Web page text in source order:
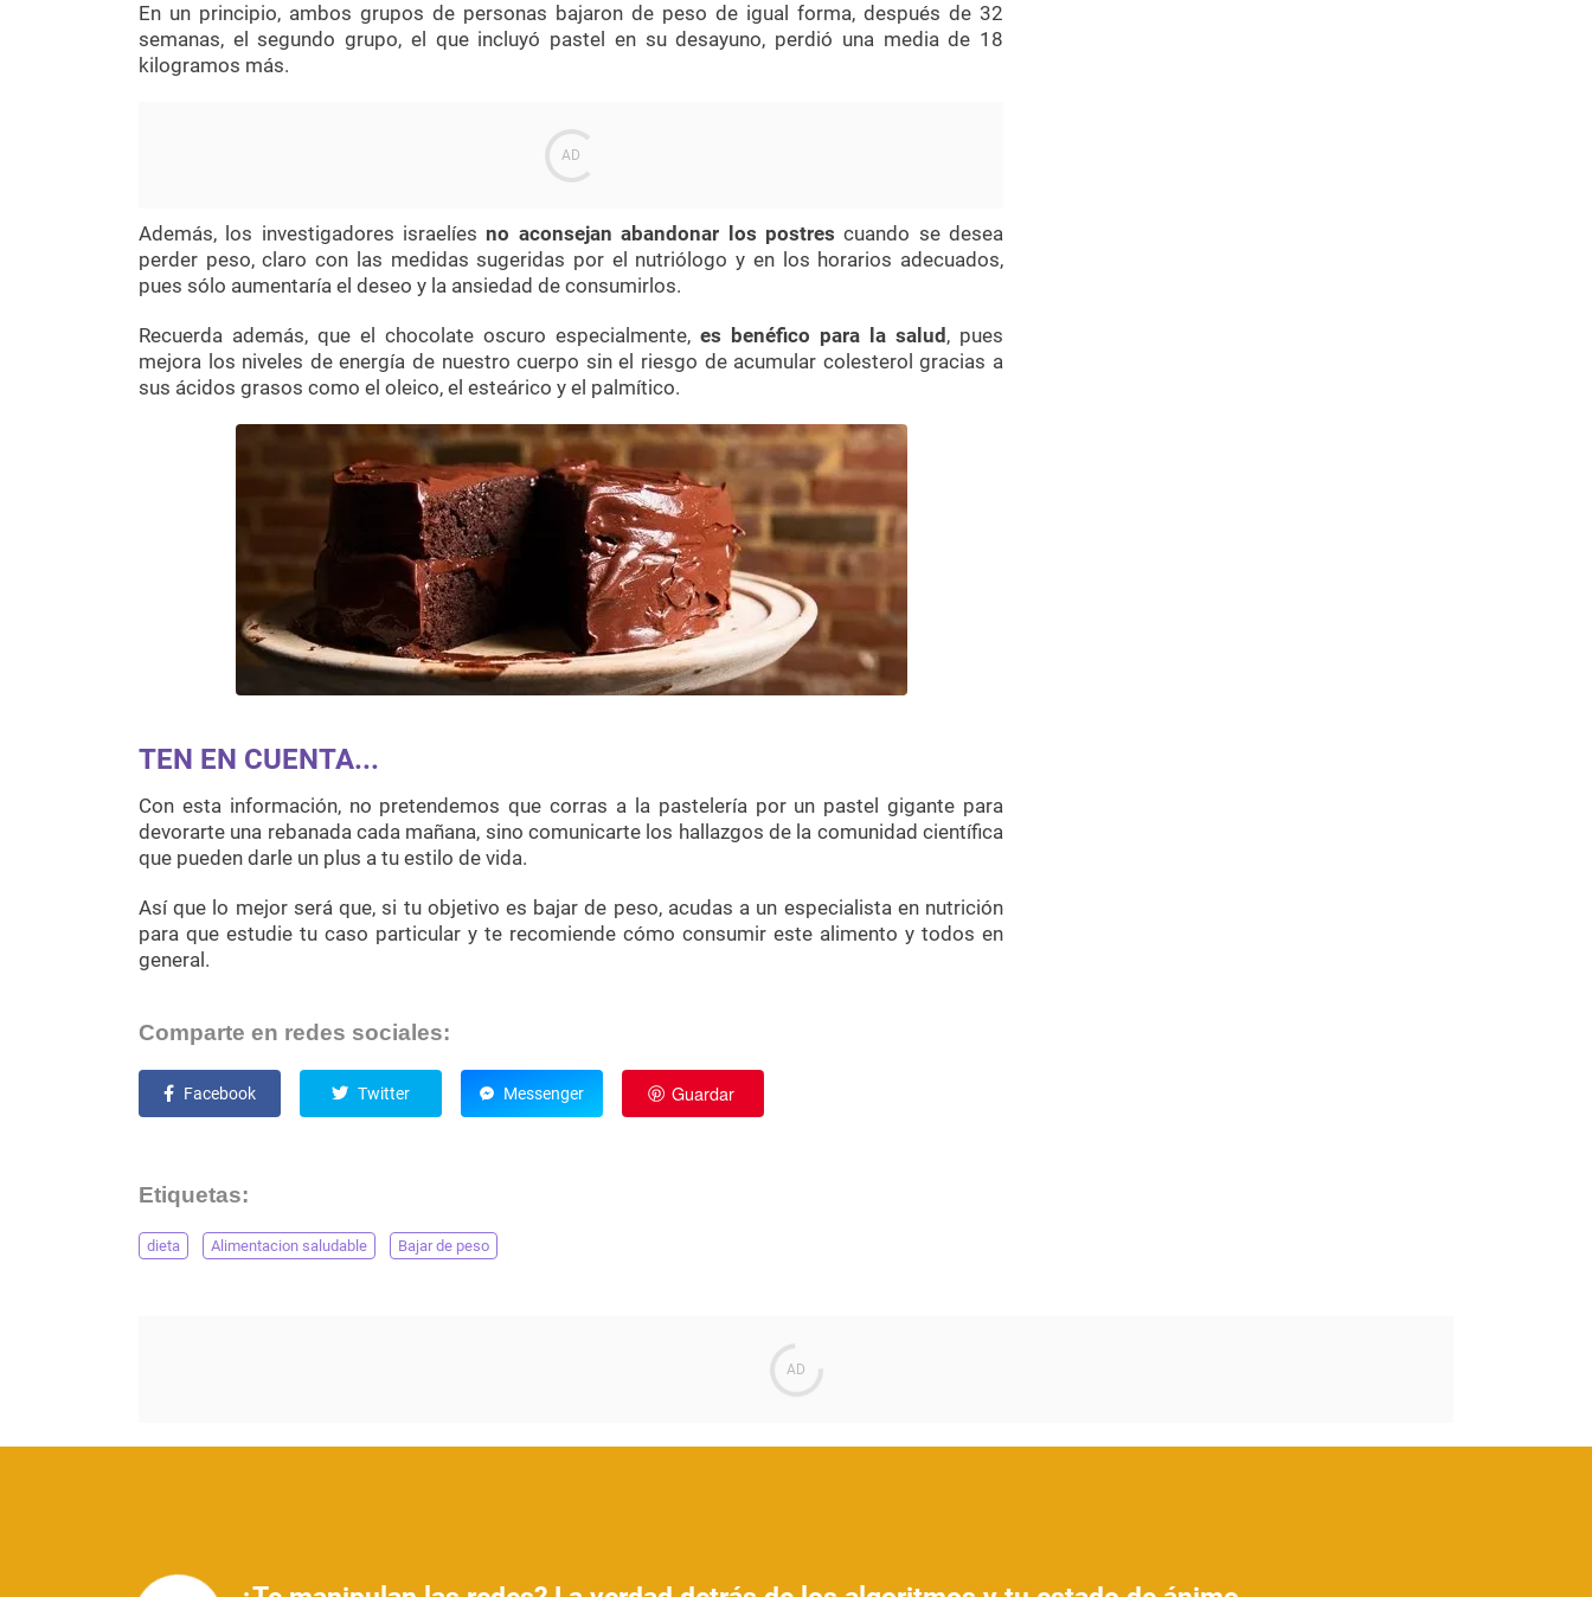
En un principio, ambos grupos de personas bajaron de peso de igual forma, después de 32
semanas, el segundo grupo, el que incluyó pastel en su desayuno, perdió una media de 18
kilogramos más.
Además, los investigadores israelíesno aconsejan abandonar los postres cuando se desea
perder peso, claro con las medidas sugeridas por el nutriólogo y en los horarios adecuados,
pues sólo aumentaría el deseo y la ansiedad de consumirlos.
Recuerda además, que el chocolate oscuro especialmente, es benéfico para la salud , pues
mejora los niveles de energía de nuestro cuerpo sin el riesgo de acumular colesterol gracias a
sus ácidos grasos como el oleico, el esteárico y el palmítico.
TEN EN CUENTA...
Con esta información, no pretendemos que corras a la pastelería por un pastel gigante para
devorarte una rebanada cada mañana, sino comunicarte los hallazgos de la comunidad científica
que pueden darle un plus a tu estilo de vida.
Así que lo mejor será que, si tu objetivo es bajar de peso, acudas a un especialista en nutrición
para que estudie tu caso particular y te recomiende cómo consumir este alimento y todos en
general.
Comparte en redes sociales:
Facebook Twitter Messenger Guardar
Etiquetas:
dieta Alimentacion saludable Bajar de peso